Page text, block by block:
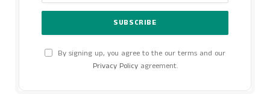
By signing up, you agree to the our terms and our
Privacy Policyagreement.